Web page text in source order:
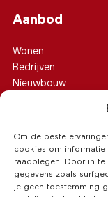
Om de beste
cookies om
raadplegen. Door in
gegevens zoals
je geen toestemming
Aanbod
Wonen
Bedrijven
Nieuwbouw